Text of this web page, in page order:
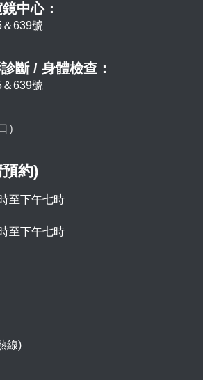
中心：
639號
斷 / 身體檢查：
639號
）
約)
至下午七時
至下午七時
線)